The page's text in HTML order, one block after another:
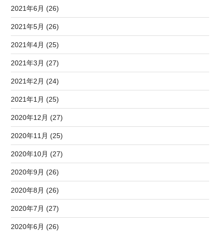
2021年6月 (26)
2021年5月 (26)
2021年4月 (25)
2021年3月 (27)
2021年2月 (24)
2021年1月 (25)
2020年12月 (27)
2020年11月 (25)
2020年10月 (27)
2020年9月 (26)
2020年8月 (26)
2020年7月 (27)
2020年6月 (26)